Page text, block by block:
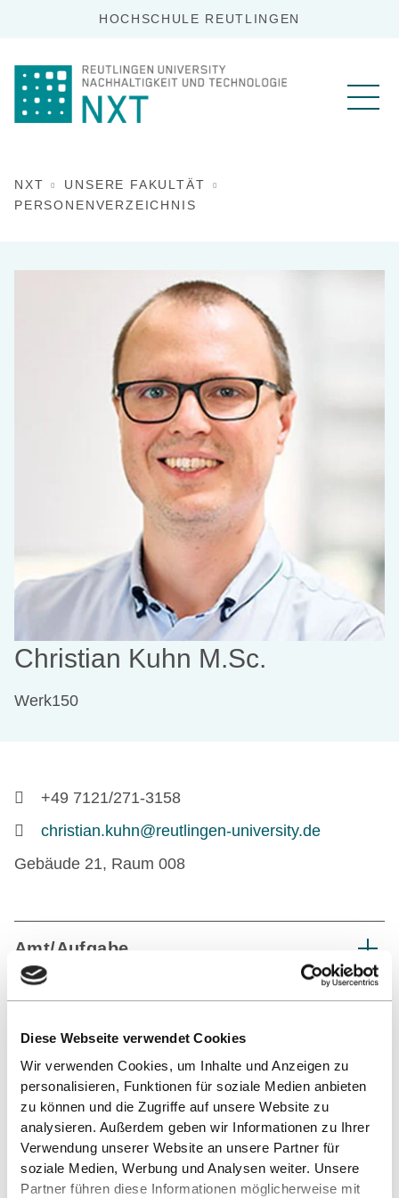
Diese Webseite verwendet Cookies
Wir verwenden Cookies, um Inhalte und Anzeigen zu
personalisieren, Funktionen für soziale Medien anbieten
zu können und die Zugriffe auf unsere Website zu
analysieren. Außerdem geben wir Informationen zu Ihrer
Verwendung unserer Website an unsere Partner für
soziale Medien, Werbung und Analysen weiter. Unsere
Partner führen diese Informationen möglicherweise mit
HOCHSCHULE REUTLINGEN
NXT
UNSERE FAKULTÄT
PERSONENVERZEICHNIS
Christian Kuhn M.Sc.
Werk150
+49 7121/271-3158
christian.kuhn@reutlingen-university.de
Gebäude 21, Raum 008
Amt/Aufgabe
ZURÜCK ZUR LISTE